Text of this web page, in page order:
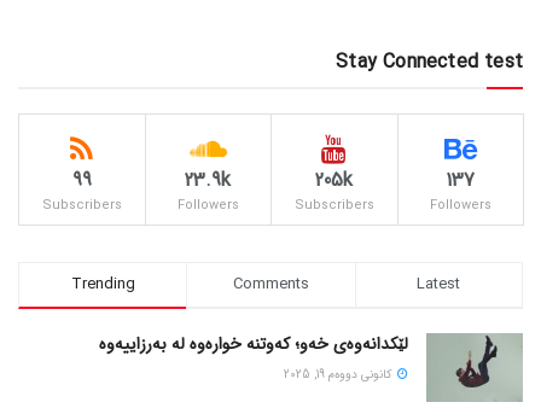
Stay Connected test
137
Followers
205k
Subscribers
23.9k
Followers
99
Subscribers
Trending Comments Latest
لێکدانەوەی خەو؛ کەوتنە خوارەوە لە بەرزاییەوە
كانونی دووه‌م 19, 2025